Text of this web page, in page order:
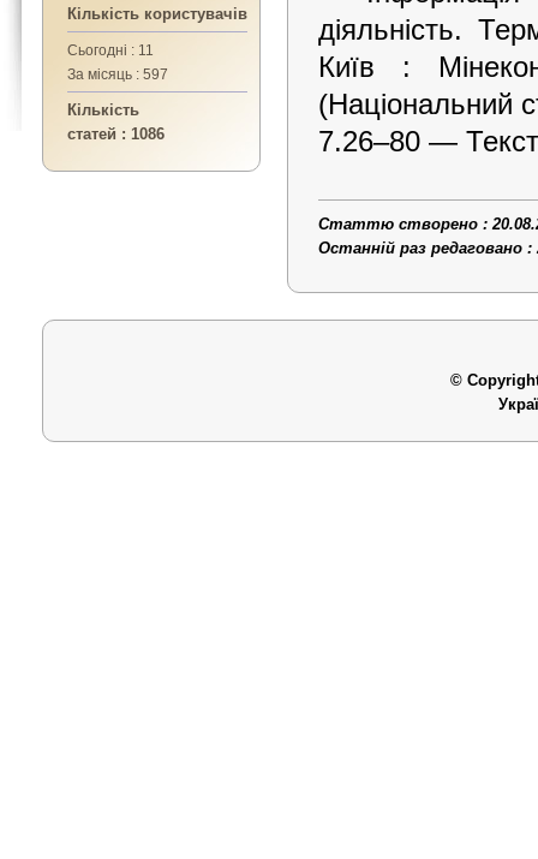
Кількість користувачів
Сьогодні : 11
За місяць : 597
Кількість
статей : 1086
діяльність.
Київ :
(Національний
7.26–80 —
Статтю створено :
Останній раз редаговано :
©